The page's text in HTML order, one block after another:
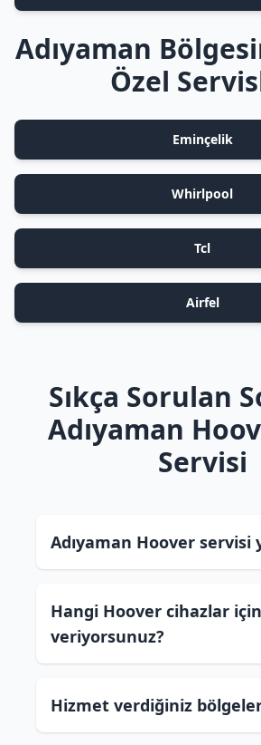
Adıyaman
Özel
Eminçelik
Whirlpool
Tcl
Airfel
Sıkça Sorulan
Adıyaman
Servisi
Adıyaman Hoover servisi
Hangi Hoover cihazlar
veriyorsunuz?
Hizmet verdiğiniz